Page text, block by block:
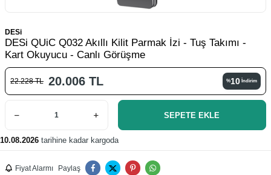
DESi
DESi QUiC Q032 Akıllı Kilit Parmak İzi - Tuş Takımı -
Kart Okuyucu - Canlı Görüşme
22.228TL 20.006 TL %10 İndirim
SEPETE EKLE
10.08.2026 tarihine kadar kargoda
Fiyat Alarmı Paylaş